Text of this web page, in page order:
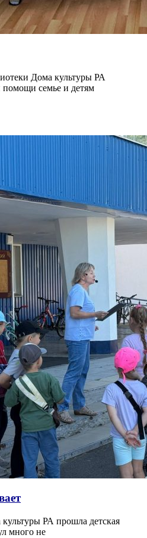
Дома культуры РА
помощи семье и детям
РА прошла детская
много не